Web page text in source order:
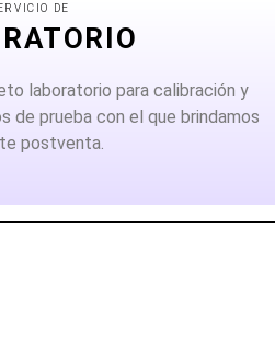
DE
laboratorio para calibración y
de prueba con el que brindamos
postventa.